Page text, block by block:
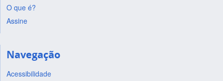
O que é?
Assine
Navegação
Acessibilidade